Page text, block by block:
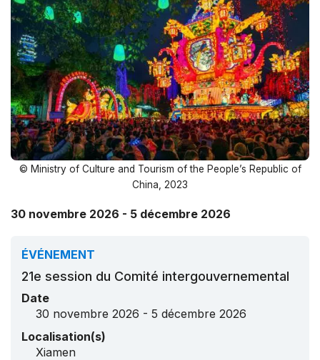
© Ministry of Culture and Tourism of the People’s Republic of
China, 2023
30 novembre 2026 - 5 décembre 2026
ÉVÉNEMENT
21e session du Comité intergouvernemental
Date
30 novembre 2026 - 5 décembre 2026
Localisation(s)
Xiamen